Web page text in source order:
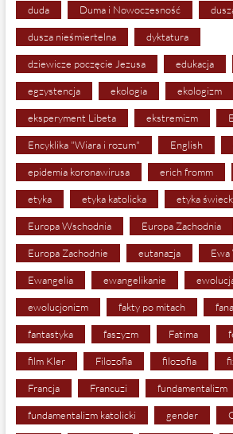
duda Duma i Nowoczesność
dusza nieśmiertelna dyktatura
dziewicze poczęcie Jezusa edukacja
egzystencja ekologia ekologizm
eksperyment Libeta ekstremizm
Encyklika "Wiara i rozum" English
epidemia koronawirusa erich fromm
etyka etyka katolicka etyka
Europa Wschodnia Europa Zachodnia
Europa Zachodnie eutanazja Ewa
Ewangelia ewangelikanie
ewolucjonizm fakty po mitach
fantastyka faszyzm Fatima
film Kler Filozofia filozofia
Francja Francuzi fundamentalizm
fundamentalizm katolicki gender